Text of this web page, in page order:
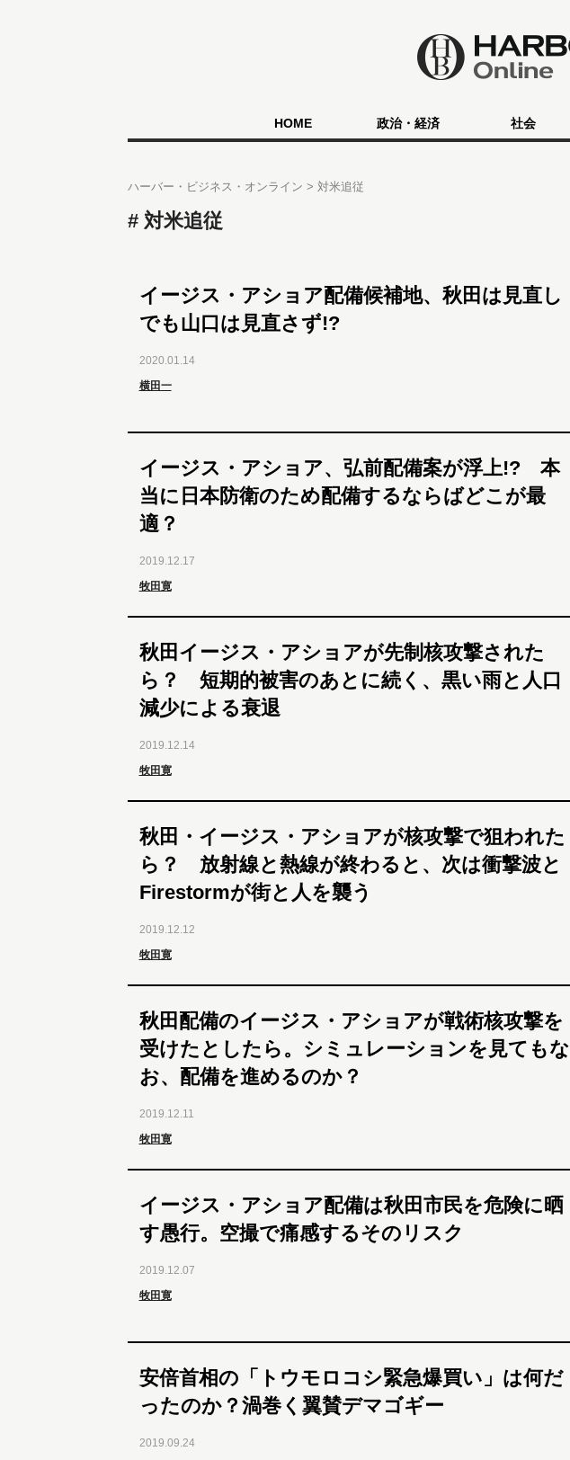
HOME 政治・経済 社会
ハーバー・ビジネス・オンライン 対米追従
対米追従
イージス・アショア配備候補地、秋田は見直し
でも山口は見直さず!?
2020.01.14
横田一
イージス・アショア、弘前配備案が浮上!? 本
当に日本防衛のため配備するならばどこが最
適？
2019.12.17
牧田寛
秋田イージス・アショアが先制核攻撃された
ら？ 短期的被害のあとに続く、黒い雨と人口
減少による衰退
2019.12.14
牧田寛
秋田・イージス・アショアが核攻撃で狙われた
ら？ 放射線と熱線が終わると、次は衝撃波と
Firestormが街と人を襲う
2019.12.12
牧田寛
秋田配備のイージス・アショアが戦術核攻撃を
受けたとしたら。シミュレーションを見てもな
お、配備を進めるのか？
2019.12.11
牧田寛
イージス・アショア配備は秋田市民を危険に晒
す愚行。空撮で痛感するそのリスク
2019.12.07
牧田寛
安倍首相の「トウモロコシ緊急爆買い」は何だ
ったのか？渦巻く翼賛デマゴギー
2019.09.24